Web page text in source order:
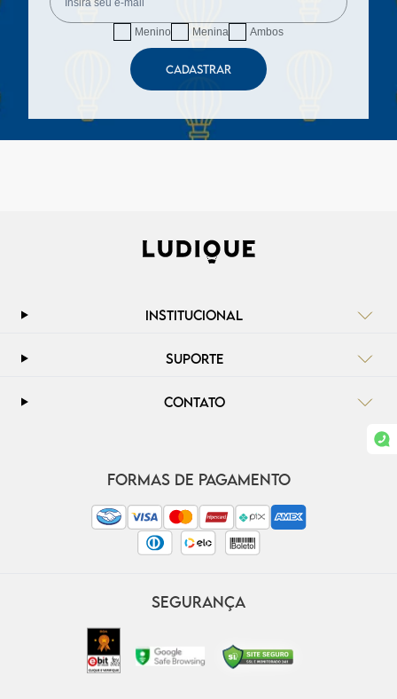
Menino Menina Ambos
CADASTRAR
INSTITUCIONAL
SUPORTE
CONTATO
FORMAS DE PAGAMENTO
SEGURANÇA